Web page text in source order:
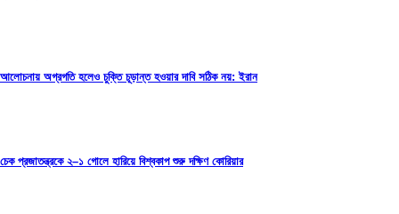
আলোচনায় অগ্রগতি হলেও চুক্তি চূড়ান্ত হওয়ার দাবি সঠিক নয়: ইরান
চেক প্রজাতন্ত্রকে ২–১ গোলে হারিয়ে বিশ্বকাপ শুরু দক্ষিণ কোরিয়ার